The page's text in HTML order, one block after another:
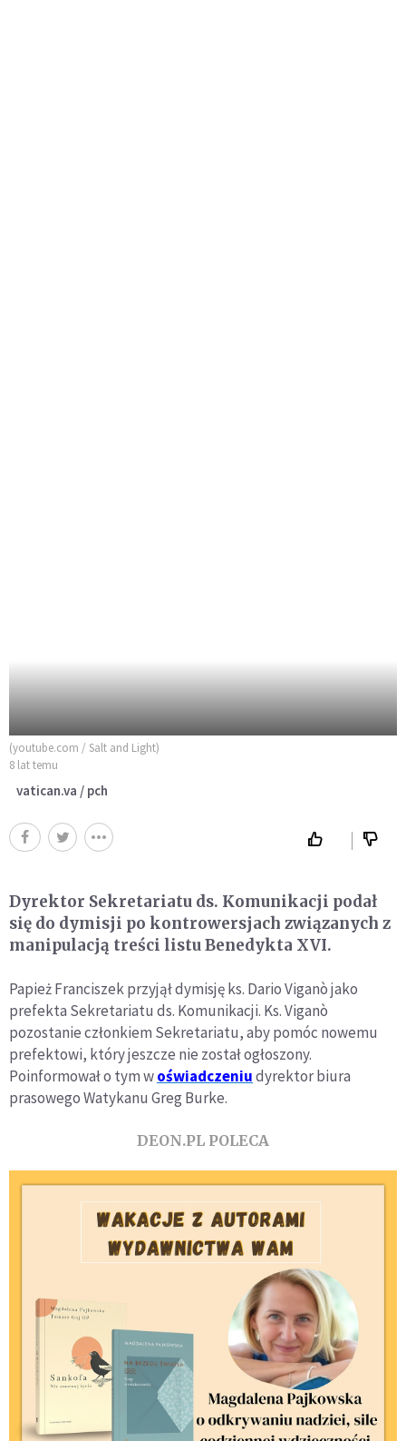
(youtube.com / Salt and Light)
8 lat temu
vatican.va / pch
Dyrektor Sekretariatu ds. Komunikacji podał
się do dymisji po kontrowersjach związanych z
manipulacją treści listu Benedykta XVI.
Papież Franciszek przyjął dymisję ks. Dario Viganò jako
prefekta Sekretariatu ds. Komunikacji. Ks. Viganò
pozostanie członkiem Sekretariatu, aby pomóc nowemu
prefektowi, który jeszcze nie został ogłoszony.
Poinformował o tym woświadczeniudyrektor biura
prasowego Watykanu Greg Burke.
DEON.PL POLECA